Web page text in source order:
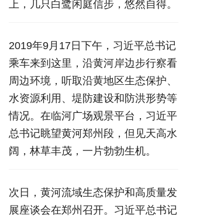
上，几只白鹭闲庭信步，悠然自得。
2019年9月17日下午，习近平总书记
乘车来到这里，沿黄河岸边步行察看
周边环境，听取沿黄地区生态保护、
水资源利用、堤防建设和防洪形势等
情况。在临河广场观景平台，习近平
总书记眺望黄河郑州段，但见天高水
阔，林草丰茂，一片勃勃生机。
次日，黄河流域生态保护和高质量发
展座谈会在郑州召开。习近平总书记